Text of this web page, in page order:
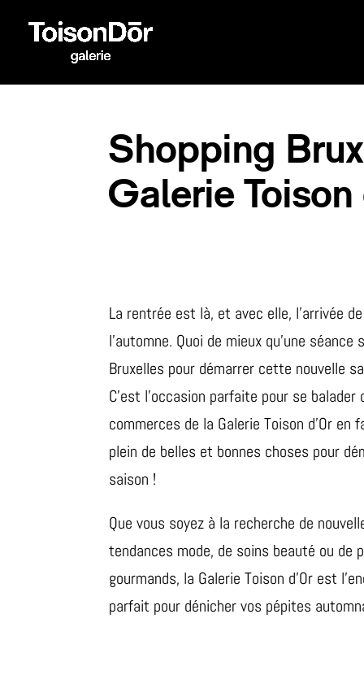
Shopping
Galerie Toison
La rentrée est là, et avec elle, l’arrivée de
l’automne. Quoi de mieux qu’une séance
Bruxelles pour démarrer cette nouvelle
C’est l’occasion parfaite pour se balader
commerces de la Galerie Toison d’Or en
plein de belles et bonnes choses pour
saison !
Que vous soyez à la recherche de
tendances mode, de soins beauté ou de
gourmands, la Galerie Toison d’Or est
parfait pour dénicher vos pépites